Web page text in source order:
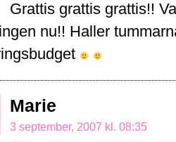
Grattis grattis grattis!!
nu!! Haller
Marie
3 september, 2007 kl. 08:35